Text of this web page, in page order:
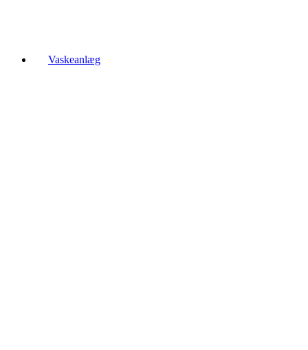
Vaskeanlæg